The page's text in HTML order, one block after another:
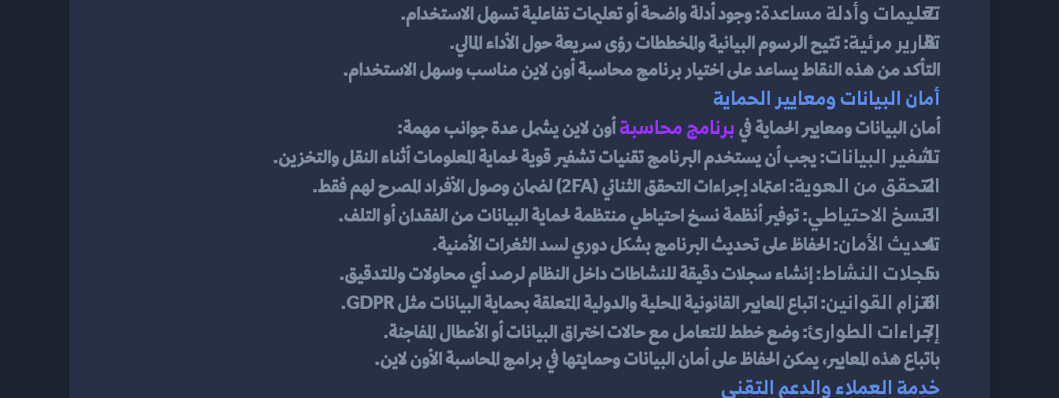
تعليمات وأدلة مساعدة: وجود أدلة واضحة أو تعليمات تفاعلية تسهل الاستخدام.
تقارير مرئية: تتيح الرسوم البيانية والمخططات رؤى سريعة حول الأداء المالي.
التأكد من هذه النقاط يساعد على اختيار برنامج محاسبة أون لاين مناسب وسهل الاستخدام.
أمان البيانات ومعايير الحماية
أمان البيانات ومعايير الحماية في برنامج محاسبةأون لاين يشمل عدة جوانب مهمة:
تشفير البيانات: يجب أن يستخدم البرنامج تقنيات تشفير قوية لحماية المعلومات أثناء النقل والتخزين.
التحقق من الهوية: اعتماد إجراءات التحقق الثنائي (2FA) لضمان وصول الأفراد المصرح لهم فقط.
النسخ الاحتياطي: توفير أنظمة نسخ احتياطي منتظمة لحماية البيانات من الفقدان أو التلف.
تحديث الأمان: الحفاظ على تحديث البرنامج بشكل دوري لسد الثغرات الأمنية.
سجلات النشاط: إنشاء سجلات دقيقة للنشاطات داخل النظام لرصد أي محاولات وللتدقيق.
التزام القوانين: اتباع المعايير القانونية المحلية والدولية المتعلقة بحماية البيانات مثل GDPR.
إجراءات الطوارئ: وضع خطط للتعامل مع حالات اختراق البيانات أو الأعطال المفاجئة.
باتباع هذه المعايير، يمكن الحفاظ على أمان البيانات وحمايتها في برامج المحاسبة الأون لاين.
خدمة العملاء والدعم التقني